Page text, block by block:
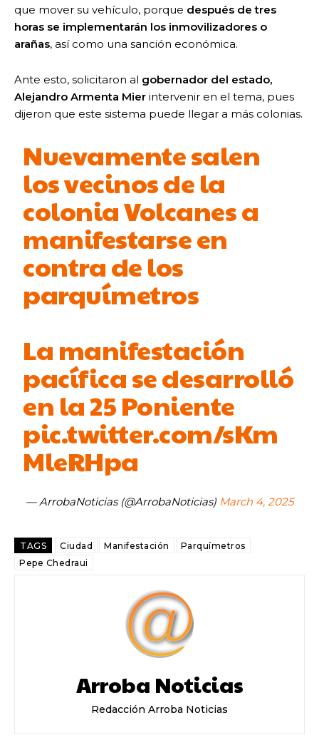
que mover su vehículo, porque después de tres
horas se implementarán los inmovilizadores o
arañas, así como una sanción económica.
Ante esto, solicitaron al gobernador del estado,
Alejandro Armenta Mier intervenir en el tema, pues
dijeron que este sistema puede llegar a más colonias.
Nuevamente salen
los vecinos de la
colonia Volcanes a
manifestarse en
contra de los
parquímetros
La manifestación
pacífica se desarrolló
en la 25 Poniente
pic.twitter.com/sKm
MleRHpa
— ArrobaNoticias (@ArrobaNoticias) March 4, 2025
TAGS Ciudad Manifestación
Parquímetros
Pepe Chedraui
Arroba Noticias
Redacción Arroba Noticias